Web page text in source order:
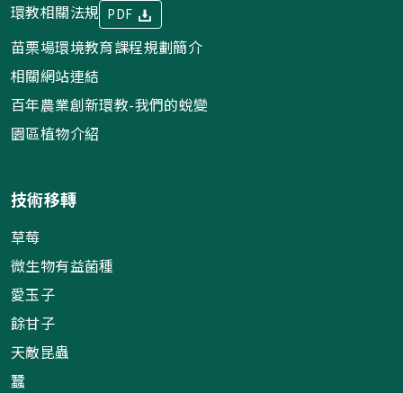
環教相關法規 PDF
苗栗場環境教育課程規劃簡介
相關網站連結
百年農業創新環教-我們的蛻變
園區植物介紹
技術移轉
草莓
微生物有益菌種
愛玉子
餘甘子
天敵昆蟲
蠶